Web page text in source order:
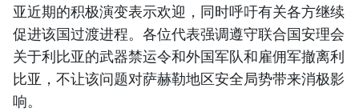
亚近期的积极演变表示欢迎，同时呼吁有关各方继续
促进该国过渡进程。各位代表强调遵守联合国安理会
关于利比亚的武器禁运令和外国军队和雇佣军撤离利
比亚，不让该问题对萨赫勒地区安全局势带来消极影
响。